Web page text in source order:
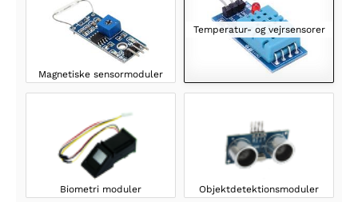
Magnetiske sensormoduler
Temperatur- og vejrsensorer
Biometri moduler Objektdetektionsmoduler